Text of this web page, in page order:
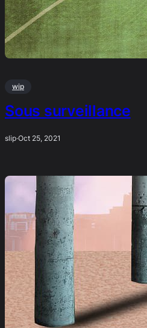
wip
Sous surveillance
slip·Oct 25, 2021